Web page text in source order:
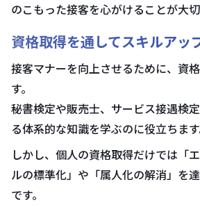
のこもった接客を心がけることが大切
資格取得を通してスキルアッ
接客マナーを向上させるために、資
す。
秘書検定や販売士、サービス接遇検
る体系的な知識を学ぶのに役立ちます
しかし、個人の資格取得だけでは「
ルの標準化」や「属人化の解消」を
です。